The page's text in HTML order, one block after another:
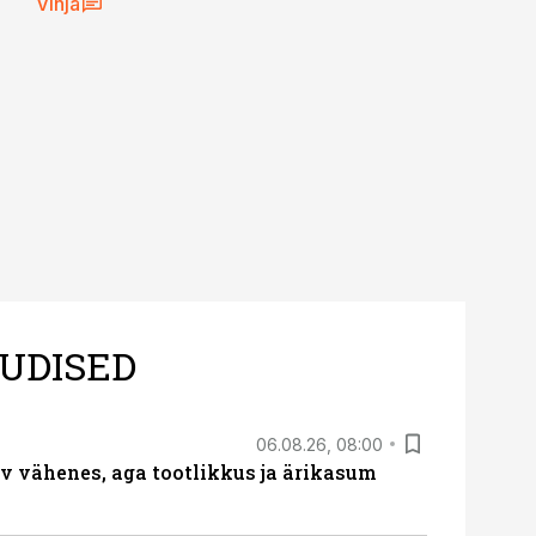
06.08.26, 08:00
vähenes, aga tootlikkus ja ärikasum